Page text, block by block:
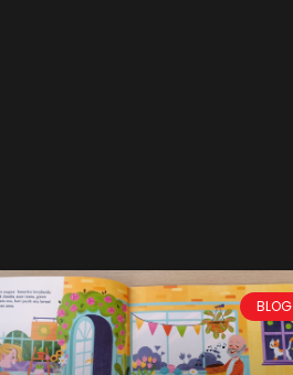
BLOG